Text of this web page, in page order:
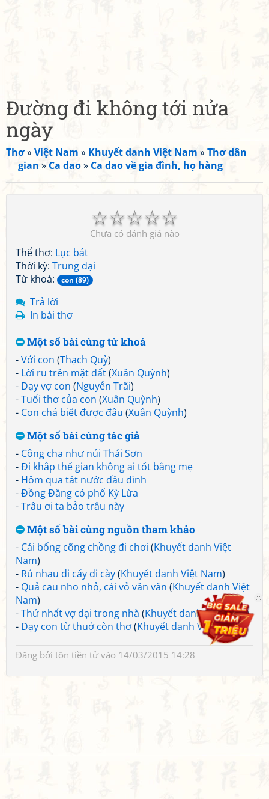
Đường đi không tới nửa
ngày
Thơ»Việt Nam » Khuyết danh Việt Nam »Thơ dân
gian » Ca dao» Ca dao về gia đình, họ hàng
☆
☆
☆
☆
☆
Chưa có đánh giá nào
Thể thơ: Lục bát
Thời kỳ: Trung đại
Từ khoá:
con (89)
Trả lời
In bài thơ
Một số bài cùng từ khoá
-Với con (Thạch Quỳ)
- Lời ru trên mặt đất(Xuân Quỳnh)
- Dạy vợ con (Nguyễn Trãi)
-Tuổi thơ của con (Xuân Quỳnh)
- Con chả biết được đâu (Xuân Quỳnh)
Một số bài cùng tác giả
- Công cha như núi Thái Sơn
-Đi khắp thế gian không ai tốt bằng mẹ
- Hôm qua tát nước đầu đình
-Đồng Đăng có phố Kỳ Lừa
-Trâu ơi ta bảo trâu này
Một số bài cùng nguồn tham khảo
- Cái bống cõng chồng đi chơi (Khuyết danh Việt
Nam)
- Rủ nhau đi cấy đi cày(Khuyết danh Việt Nam)
- Quả cau nho nhỏ, cái vỏ vân vân (Khuyết danh Việt
Nam)
-Thứ nhất vợ dại trong nhà (Khuyết danh Việt Nam)
- Dạy con từ thuở còn thơ(Khuyết danh Việt Nam)
Đăng bởi tôn tiền tửvào 14/03/2015 14:28